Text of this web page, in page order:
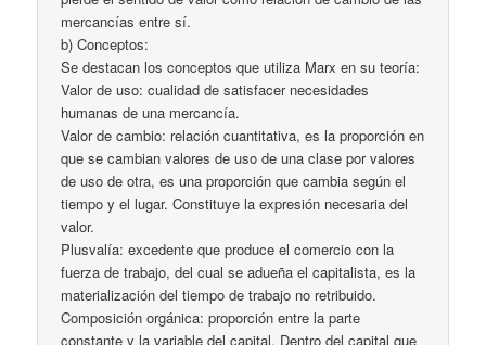
mercancías entre sí.
b) Conceptos:
Se destacan los conceptos que utiliza Marx en su teoría:
Valor de uso: cualidad de satisfacer necesidades
humanas de una mercancía.
Valor de cambio: relación cuantitativa, es la proporción en
que se cambian valores de uso de una clase por valores
de uso de otra, es una proporción que cambia según el
tiempo y el lugar. Constituye la expresión necesaria del
valor.
Plusvalía: excedente que produce el comercio con la
fuerza de trabajo, del cual se adueña el capitalista, es la
materialización del tiempo de trabajo no retribuido.
Composición orgánica: proporción entre la parte
constante y la variable del capital. Dentro del capital que